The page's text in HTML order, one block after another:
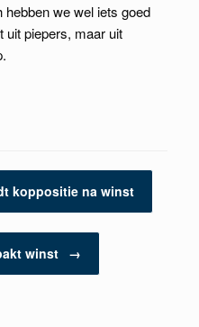
we wel iets goed
uit piepers, maar uit
koppositie na winst
winst →